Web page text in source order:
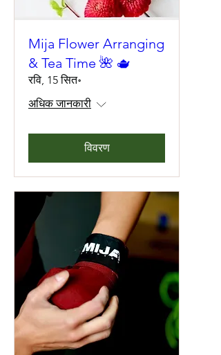
Mija Flower Arranging
& Tea Time 🌺 🫖
रवि, 15 सित॰
अधिक जानकारी
विवरण